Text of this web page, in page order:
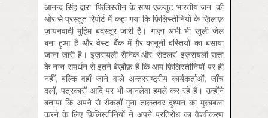
आनन्द सिंह द्वारा ‘फ़ि‍लिस्तीन के साथ एकजुट भारतीय जन’ की
ओर से प्रस्तुत रिपोर्ट में कहा गया कि फ़ि‍लिस्तीनियों के ख़ि‍लाफ़
ज़ायनवादी मुहिम बदस्तूर जारी है। गाज़ा अभी भी खुली जेल
बना हुआ है और वेस्ट बैंक में गै़र-कानूनी बस्तियों का बसाया
जाना जारी है। इज़रायली सैनिक और ‘सेटलर’ इज़रायली सत्ता
के नग्न समर्थन से इतने बेख़ौफ़ हैं कि आम फ़ि‍लिस्तीनियों पर ही
नहीं, बल्कि वहाँ जाने वाले अन्‍तरराष्‍ट्रीय कार्यकर्ताओं, जाँच
दलों, पत्रकारों आदि पर भी जानलेवा हमले कर रहे हैं। उन्होंने
बताया कि अपने से सैकड़ों गुना ताक़तवर दुश्मन का मुक़ाबला
करने के लिए फ़िलिस्तीनियों ने अपने प्रतिरोध का वैश्वीकरण